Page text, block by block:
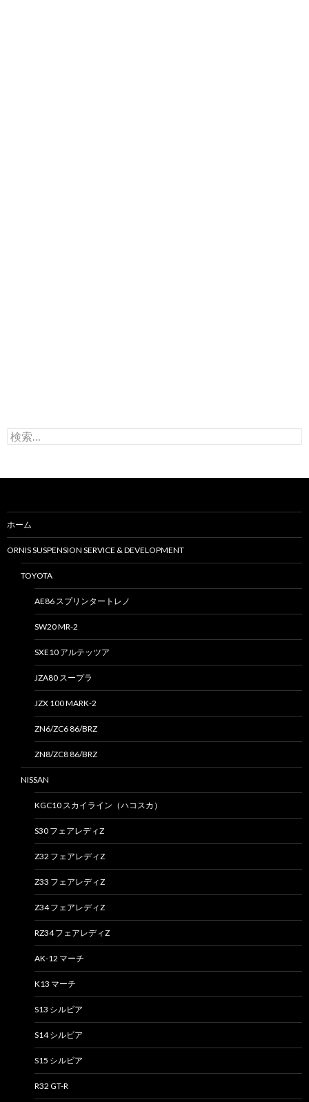
検
索
ホーム
ORNIS SUSPENSION SERVICE & DEVELOPMENT
TOYOTA
AE86 スプリンタートレノ
SW20 MR-2
SXE10 アルテッツア
JZA80 スープラ
JZX 100 MARK-2
ZN6/ZC6 86/BRZ
ZN8/ZC8 86/BRZ
NISSAN
KGC10 スカイライン（ハコスカ）
S30 フェアレディZ
Z32 フェアレディZ
Z33 フェアレディZ
Z34 フェアレディZ
RZ34 フェアレディZ
AK-12 マーチ
K13 マーチ
S13 シルビア
S14 シルビア
S15 シルビア
R32 GT-R